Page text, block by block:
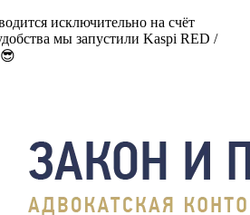
исключительно на счёт
мы запустили Kaspi RED /